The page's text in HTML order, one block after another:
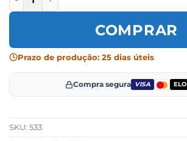
COMPRAR
Prazo de produção: 25 dias úteis
Compra segura VISA ELO
SKU: 533